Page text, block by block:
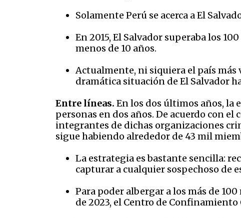
Solamente Perú se acerca a El
En 2015, El Salvador superaba los
menos de 10 años.
Actualmente, ni siquiera el país
dramática situación de El Salvador
Entre líneas. En los dos últimos años, la
personas en dos años. De acuerdo con
integrantes de dichas organizaciones
sigue habiendo alrededor de 43 mil
La estrategia es bastante sencilla:
capturar a cualquier sospechoso de
Para poder albergar a los más de
de 2023, el Centro de